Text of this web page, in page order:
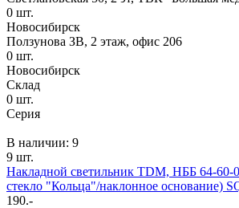
0 шт.
Новосибирск
Ползунова ЗВ, 2 этаж, офис 206
0 шт.
Новосибирск
Склад
0 шт.
Серия
В наличии: 9
9 шт.
Накладной светильник TDM, НББ 64-
стекло "Кольца"/наклонное основание)
190.-